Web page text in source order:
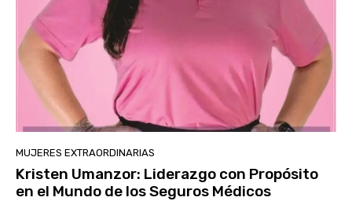
MUJERES EXTRAORDINARIAS
Kristen Umanzor: Liderazgo con Propósito
en el Mundo de los Seguros Médicos